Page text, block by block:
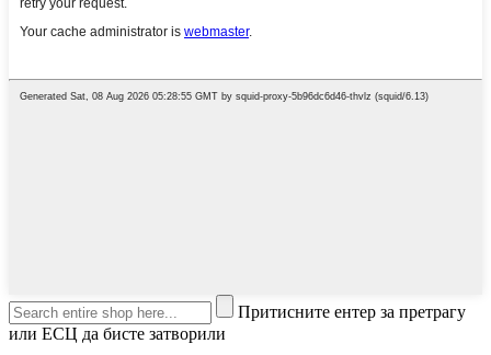
Притисните ентер за претрагу
или ЕСЦ да бисте затворили